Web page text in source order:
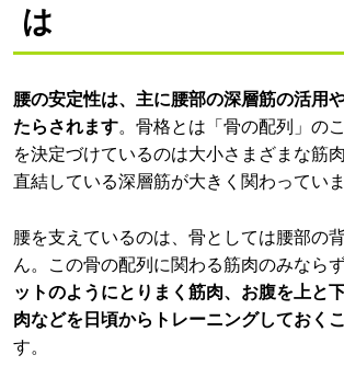
は
腰の安定性は、主に腰部の深層筋の活用
たらされます。骨格とは「骨の配列」の
を決定づけているのは大小さまざまな筋
直結している深層筋が大きく関わっていま
腰を支えているのは、骨としては腰部の
ん。この骨の配列に関わる筋肉のみならず
ットのようにとりまく筋肉、お腹を上と
肉などを日頃からトレーニングしておく
す。